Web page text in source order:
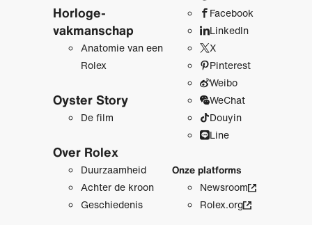
Horloge­
vakmanschap
Anatomie van een
Rolex
Oyster Story
De film
Over Rolex
Duurzaamheid
Achter de kroon
Geschiedenis
Facebook
LinkedIn
X
Pinterest
Weibo
WeChat
Douyin
Line
Onze platforms
Newsroom
Rolex.org